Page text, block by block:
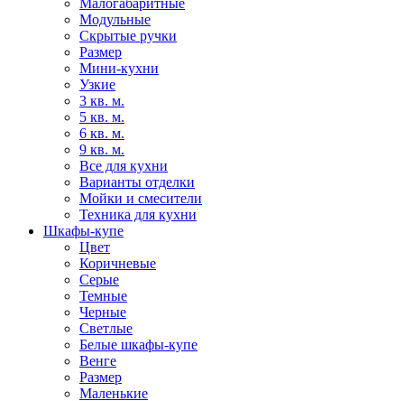
Малогабаритные
Модульные
Скрытые ручки
Размер
Мини-кухни
Узкие
3 кв. м.
5 кв. м.
6 кв. м.
9 кв. м.
Все для кухни
Варианты отделки
Мойки и смесители
Техника для кухни
Шкафы-купе
Цвет
Коричневые
Серые
Темные
Черные
Светлые
Белые шкафы-купе
Венге
Размер
Маленькие